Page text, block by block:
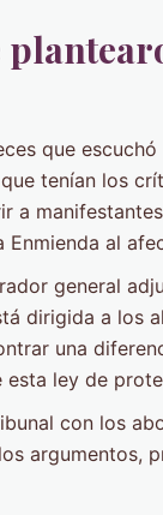
que
tenían los
a
al
general
dirigida a los
una
ley de
con los
argumentos,